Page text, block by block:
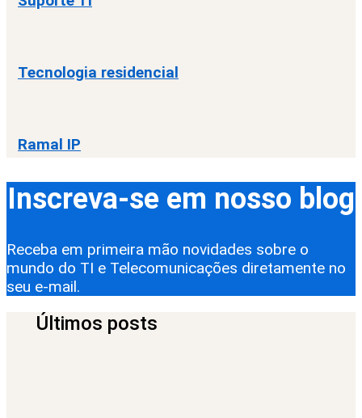
Tecnologia residencial
Ramal IP
Inscreva-se em nosso blog
Receba em primeira mão novidades sobre o
mundo do TI e Telecomunicações diretamente no
seu e-mail.
Últimos posts